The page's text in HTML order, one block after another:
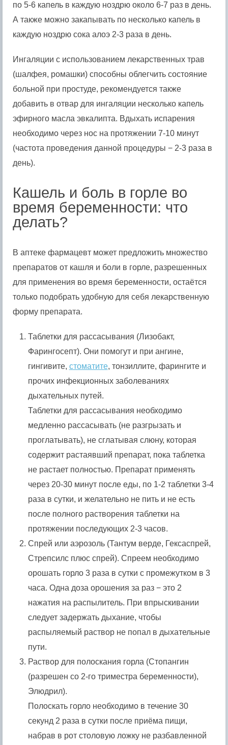
по 5-6 капель в каждую ноздрю около 6-7 раз в день.
А также можно закапывать по несколько капель в
каждую ноздрю сока алоэ 2-3 раза в день.
Ингаляции с использованием лекарственных трав
(шалфея, ромашки) способны облегчить состояние
больной при простуде, рекомендуется также
добавить в отвар для ингаляции несколько капель
эфирного масла эвкалипта. Вдыхать испарения
необходимо через нос на протяжении 7-10 минут
(частота проведения данной процедуры − 2-3 раза в
день).
Кашель и боль в горле во
время беременности: что
делать?
В аптеке фармацевт может предложить множество
препаратов от кашля и боли в горле, разрешенных
для применения во время беременности, остаётся
только подобрать удобную для себя лекарственную
форму препарата.
Таблетки для рассасывания (Лизобакт,
Фарингосепт). Они помогут и при ангине,
гингивите, стоматите, тонзиллите, фарингите и
прочих инфекционных заболеваниях
дыхательных путей.
Таблетки для рассасывания необходимо
медленно рассасывать (не разгрызать и
проглатывать), не сглатывая слюну, которая
содержит растаявший препарат, пока таблетка
не растает полностью. Препарат применять
через 20-30 минут после еды, по 1-2 таблетки 3-4
раза в сутки, и желательно не пить и не есть
после полного растворения таблетки на
протяжении последующих 2-3 часов.
Спрей или аэрозоль (Тантум верде, Гексаспрей,
Стрепсилс плюс спрей). Спреем необходимо
орошать горло 3 раза в сутки с промежутком в 3
часа. Одна доза орошения за раз − это 2
нажатия на распылитель. При впрыскивании
следует задержать дыхание, чтобы
распыляемый раствор не попал в дыхательные
пути.
Раствор для полоскания горла (Стопангин
(разрешен со 2-го триместра беременности),
Элюдрил).
Полоскать горло необходимо в течение 30
секунд 2 раза в сутки после приёма пищи,
набрав в рот столовую ложку не разбавленной